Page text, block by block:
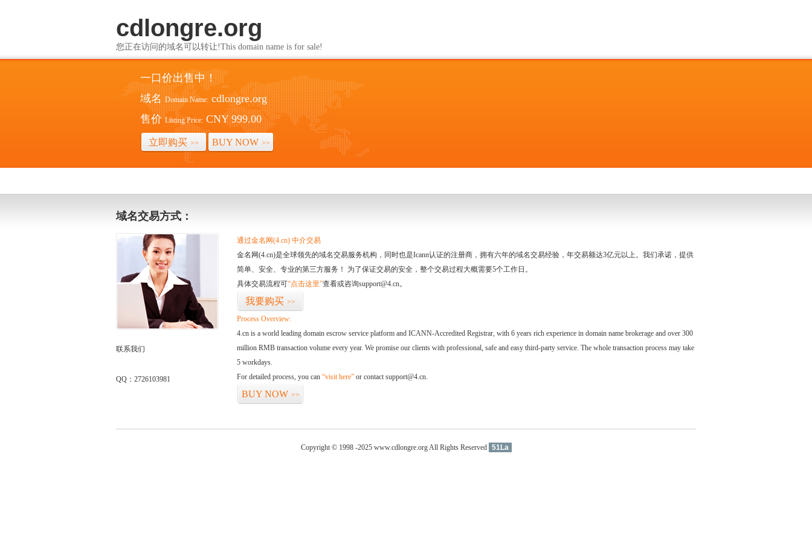
cdlongre.org
您正在访问的域名可以转让!This domain name is for sale!
一口价出售中！
域名 Domain Name: cdlongre.org
售价 Listing Price: CNY 999.00
立即购买 >> BUY NOW >>
域名交易方式：
联系我们
QQ：2726103981
通过金名网(4.cn) 中介交易
金名网(4.cn)是全球领先的域名交易服务机构，同时也是Icann认证的注册商，拥有六年的域名交易经验，年交易额达3亿元以上。我们承诺，提供
简单、安全、专业的第三方服务！ 为了保证交易的安全，整个交易过程大概需要5个工作日。
具体交易流程可“点击这里”查看或咨询support@4.cn。
我要购买 >>
Process Overview:
4.cn is a world leading domain escrow service platform and ICANN-Accredited Registrar, with 6 years rich experience in domain name brokerage and over 300
million RMB transaction volume every year. We promise our clients with professional, safe and easy third-party service. The whole transaction process may take
5 workdays.
For detailed process, you can “visit here” or contact support@4.cn.
BUY NOW >>
Copyright © 1998 -2025 www.cdlongre.org All Rights Reserved 51La